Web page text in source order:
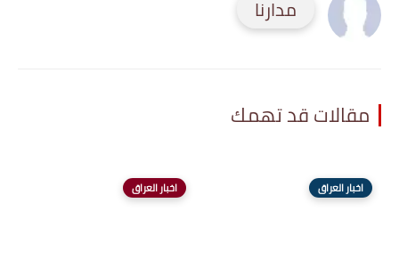
مدارنا
مقالات قد تهمك
اخبار العراق اخبار العراق